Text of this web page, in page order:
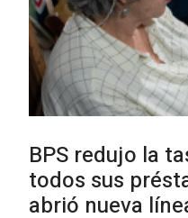
UTE hizo
personas en
03-08-2026
POLICIALES